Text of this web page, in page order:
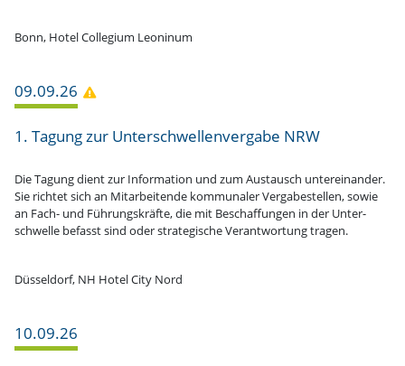
Bonn, Hotel Collegium Leoninum
09.09.26
1. Tagung zur Unter­schwel­len­vergabe NRW
Die Tagung dient zur Infor­mation und zum Austausch unter­ein­ander.
Sie richtet sich an Mitar­bei­tende kommu­naler Verga­be­stellen, sowie
an Fach- und Führungs­kräfte, die mit Beschaf­fungen in der Unter­
schwelle befasst sind oder strate­gische Verant­wortung tragen.
Düsseldorf, NH Hotel City Nord
10.09.26